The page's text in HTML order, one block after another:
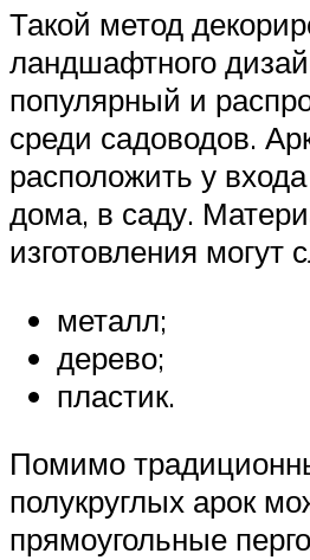
Такой метод
ландшафтного
популярный и
среди садоводов.
расположить у
дома, в саду.
изготовления могут
металл;
дерево;
пластик.
Помимо
полукруглых арок
прямоугольные